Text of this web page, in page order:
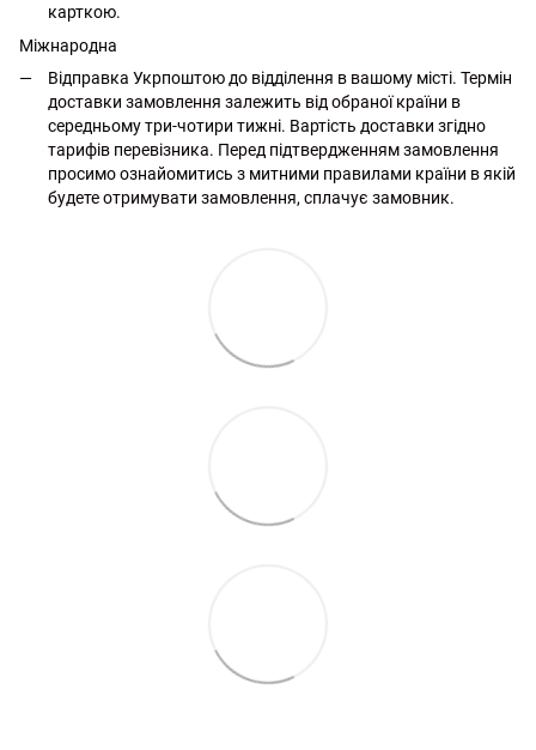
карткою.
Міжнародна
Відправка Укрпоштою до відділення в вашому місті. Термін
доставки замовлення залежить від обраної країни в
середньому три-чотири тижні. Вартість доставки згідно
тарифів перевізника. Перед підтвердженням замовлення
просимо ознайомитись з митними правилами країни в якій
будете отримувати замовлення, сплачує замовник.